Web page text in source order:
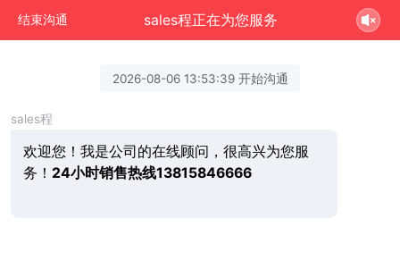
结束沟通 sales程正在为您服务
2026-08-06 13:53:39 开始沟通
sales程
欢迎您！我是公司的在线顾问，很高兴为您服
务！ 24小时销售热线13815846666